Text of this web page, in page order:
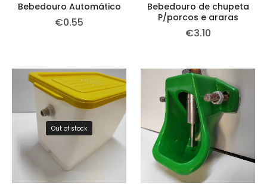
Bebedouro Automático
€0.55
Bebedouro de chupeta
P/porcos e araras
€3.10
Out of stock